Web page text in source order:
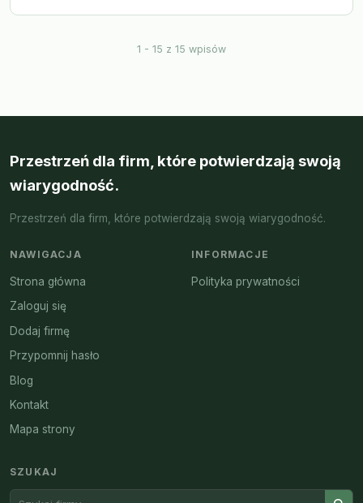
1 - 15 z 15 wpisów
Przestrzeń dla firm, które potwierdzają swoją
wiarygodność.
Przestrzeń dla firm, które potwierdzają swoją wiarygodność.
NAWIGACJA
Strona główna
Zaloguj się
Dodaj firmę
Przypomnij hasło
Blog
Kontakt
Mapa strony
INFORMACJE
Polityka prywatności
SZUKAJ